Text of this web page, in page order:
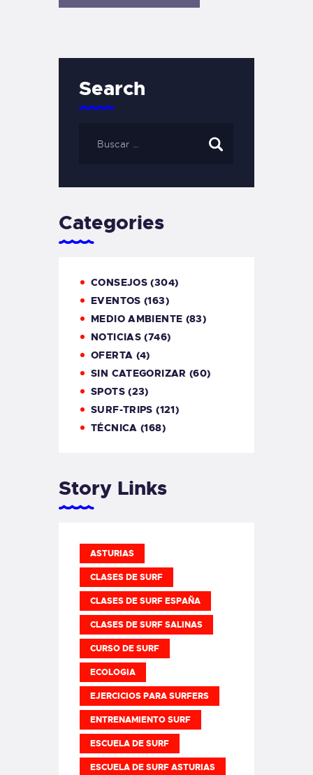
Search
Categories
CONSEJOS (304)
EVENTOS (163)
MEDIO AMBIENTE (83)
NOTICIAS (746)
OFERTA (4)
SIN CATEGORIZAR (60)
SPOTS(23)
SURF-TRIPS (121)
TÉCNICA (168)
Story Links
ASTURIAS
CLASES DE SURF
CLASES DE SURF ESPAÑA
CLASES DE SURF SALINAS
CURSO DE SURF
ECOLOGIA
EJERCICIOS PARA SURFERS
ENTRENAMIENTO SURF
ESCUELA DE SURF
ESCUELA DE SURF ASTURIAS